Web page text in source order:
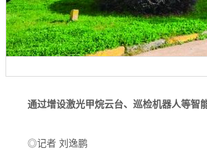
通过增设激光甲烷云台、巡检机器人等智
◎记者 刘逸鹏